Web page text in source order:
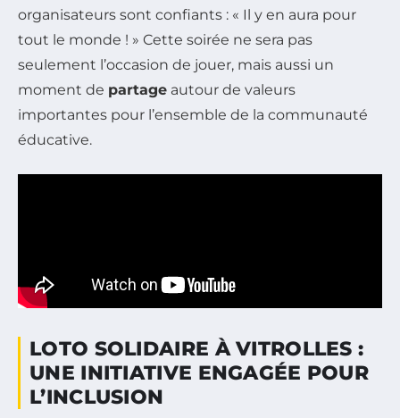
organisateurs sont confiants : « Il y en aura pour
tout le monde ! » Cette soirée ne sera pas
seulement l’occasion de jouer, mais aussi un
moment de partage autour de valeurs
importantes pour l’ensemble de la communauté
éducative.
LOTO SOLIDAIRE À VITROLLES :
UNE INITIATIVE ENGAGÉE POUR
L’INCLUSION